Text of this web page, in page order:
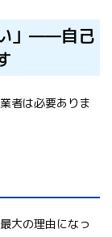
い」——自己
者は必要ありま
大の理由になっ